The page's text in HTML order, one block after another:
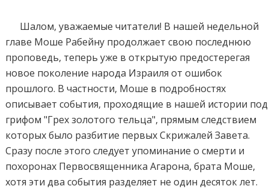
Шалом, уважаемые читатели! В нашей недельной
главе Моше Рабейну продолжает свою последнюю
проповедь, теперь уже в открытую предостерегая
новое поколение народа Израиля от ошибок
прошлого. В частности, Моше в подробностях
описывает события, проходящие в нашей истории под
грифом "Грех золотого тельца", прямым следствием
которых было разбитие первых Скрижалей Завета.
Сразу после этого следует упоминание о смерти и
похоронах Первосвященника Агарона, брата Моше,
хотя эти два события разделяет не один десяток лет.